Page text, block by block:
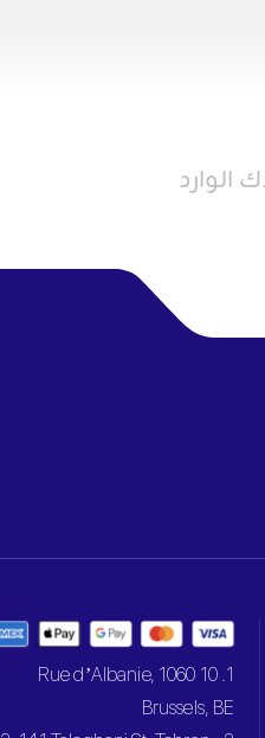
1. 10 Rue d’Albanie, 1060
Brussels, BE